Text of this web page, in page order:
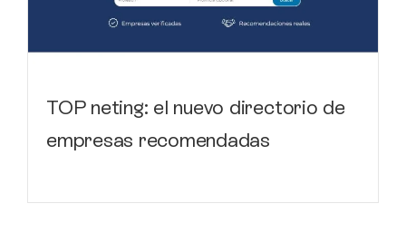
TOP neting: el nuevo directorio de
empresas recomendadas